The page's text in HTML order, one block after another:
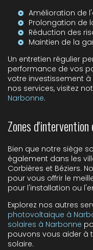
Amélioration de
Prolongation de
Réduction des
Maintien de la
Un entretien régulier
performance de vos
votre investissement
nos services, visitez
Narbonne.
Zones d'intervention
Bien que notre siège
également dans les
Corbières et Béziers.
pour vous offrir le
pour l'installation ou
Explorez nos autres
photovoltaique à
solaires à Narbonne
pouvons vous aider à
solaire.